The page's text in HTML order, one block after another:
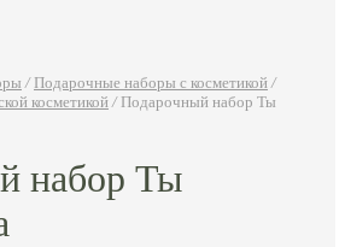
/ Подарочные наборы с косметикой /
косметикой/Подарочный набор Ты
набор Ты